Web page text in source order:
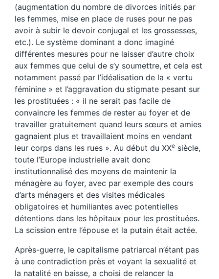
(augmentation du nombre de divorces initiés par
les femmes, mise en place de ruses pour ne pas
avoir à subir le devoir conjugal et les grossesses,
etc.). Le système dominant a donc imaginé
différentes mesures pour ne laisser d’autre choix
aux femmes que celui de s’y soumettre, et cela est
notamment passé par l’idéalisation de la « vertu
féminine » et l’aggravation du stigmate pesant sur
les prostituées : « il ne serait pas facile de
convaincre les femmes de rester au foyer et de
travailler gratuitement quand leurs sœurs et amies
gagnaient plus et travaillaient moins en vendant
leur corps dans les rues ». Au début du XXe siècle,
toute l’Europe industrielle avait donc
institutionnalisé des moyens de maintenir la
ménagère au foyer, avec par exemple des cours
d’arts ménagers et des visites médicales
obligatoires et humiliantes avec potentielles
détentions dans les hôpitaux pour les prostituées.
La scission entre l’épouse et la putain était actée.
Après-guerre, le capitalisme patriarcal n’étant pas
à une contradiction près et voyant la sexualité et
la natalité en baisse, a choisi de relancer la